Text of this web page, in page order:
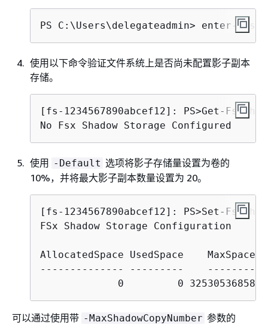
PS C:\Users\delegateadmin> enter-
使用以下命令验证文件系统上是否尚未配置影子副本
存储。
[fs-1234567890abcef12]: PS>Get-
No Fsx Shadow Storage Configured
使用 -Default 选项将影子存储量设置为卷的
10%，并将最大影子副本数量设置为 20。
[fs-1234567890abcef12]: PS>Set-
FSx Shadow Storage Configuration
AllocatedSpace UsedSpace    MaxSpace
-------------- ---------    --------
可以通过使用带 -MaxShadowCopyNumber 参数的